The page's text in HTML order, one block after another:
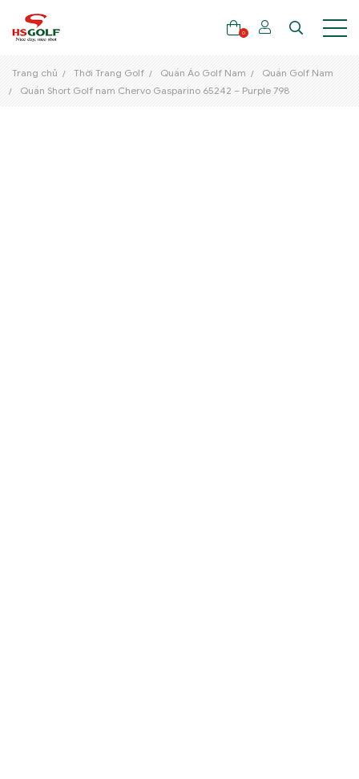
0
Trang chủ Thời Trang Golf Quần Áo Golf Nam
Quần Golf Nam
Quần Short Golf nam Chervo Gasparino 65242 – Purple 798